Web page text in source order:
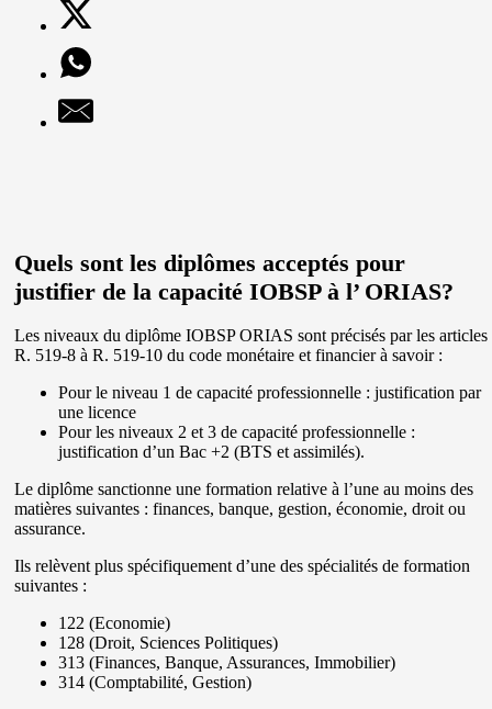
Quels sont les diplômes acceptés pour
justifier de la capacité IOBSP à l’ ORIAS?
Les niveaux du diplôme IOBSP ORIAS sont précisés par les articles
R. 519-8 à R. 519-10 du code monétaire et financier à savoir :
Pour le niveau 1 de capacité professionnelle : justification par
une licence
Pour les niveaux 2 et 3 de capacité professionnelle :
justification d’un Bac +2 (BTS et assimilés).
Le diplôme sanctionne une formation relative à l’une au moins des
matières suivantes : finances, banque, gestion, économie, droit ou
assurance.
Ils relèvent plus spécifiquement d’une des spécialités de formation
suivantes :
122 (Economie)
128 (Droit, Sciences Politiques)
313 (Finances, Banque, Assurances, Immobilier)
314 (Comptabilité, Gestion)